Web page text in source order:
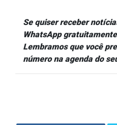
Se quiser receber
WhatsApp gratuitamente
Lembramos que você
número na agenda do